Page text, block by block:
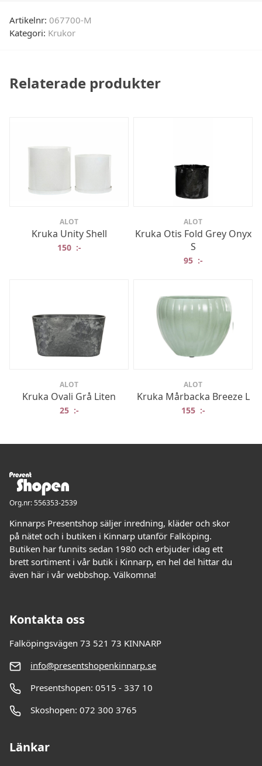
Artikelnr: 067700-M
Kategori: Krukor
Relaterade produkter
ALOT
Kruka Unity Shell
150 :-
ALOT
Kruka Otis Fold Grey Onyx
S
95 :-
ALOT
Kruka Ovali Grå Liten
25 :-
ALOT
Kruka Mårbacka Breeze L
155 :-
Org.nr: 556353-2539
Kinnarps Presentshop säljer inredning, kläder och skor
på nätet och i butiken i Kinnarp utanför Falköping.
Butiken har funnits sedan 1980 och erbjuder idag ett
brett sortiment i vår butik i Kinnarp, en hel del hittar du
även här i vår webbshop. Välkomna!
Kontakta oss
Falköpingsvägen 73 521 73 KINNARP
info@presentshopenkinnarp.se
Presentshopen: 0515 - 337 10
Skoshopen: 072 300 3765
Länkar